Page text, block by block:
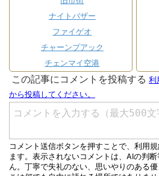
ナイトバザー
ファイゲオ
チャーンプアック
チェンマイ空港